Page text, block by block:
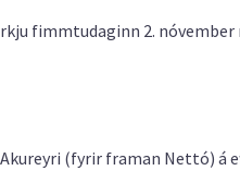
fimmtudaginn 2. nóvember
(fyrir framan Nettó) á